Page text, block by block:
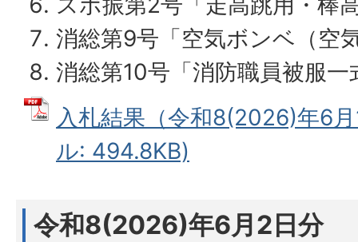
消総第9号「空気ボンベ（空
消総第10号「消防職員被服一
入札結果（令和8(2026)年6
ル: 494.8KB)
令和8(2026)年6月2日分